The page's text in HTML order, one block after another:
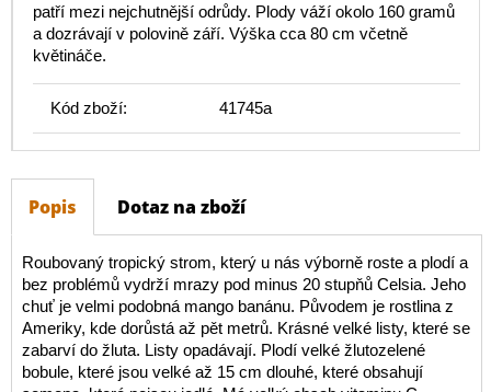
patří mezi nejchutnější odrůdy. Plody váží okolo 160 gramů
a dozrávají v polovině září. Výška cca 80 cm včetně
květináče.
Kód zboží: 41745a
Popis Dotaz na zboží
Roubovaný tropický strom, který u nás výborně roste a plodí a
bez problémů vydrží mrazy pod minus 20 stupňů Celsia. Jeho
chuť je velmi podobná mango banánu. Původem je rostlina z
Ameriky, kde dorůstá až pět metrů. Krásné velké listy, které se
zabarví do žluta. Listy opadávají. Plodí velké žlutozelené
bobule, které jsou velké až 15 cm dlouhé, které obsahují